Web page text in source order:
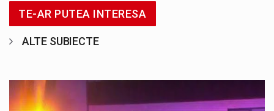
TE-AR PUTEA INTERESA
ALTE SUBIECTE